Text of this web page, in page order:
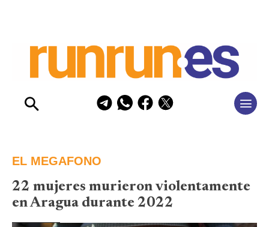
EL MEGAFONO
22 mujeres murieron violentamente
en Aragua durante 2022